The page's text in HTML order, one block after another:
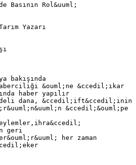
Basının Rol&uuml;
Yazarı
bakışında
&ouml;ne &ccedil;ıkar
haber yapılır
deli dana, &ccedil;ift&ccedil;inin
&ccedil;&ouml;pe
geri
her zaman